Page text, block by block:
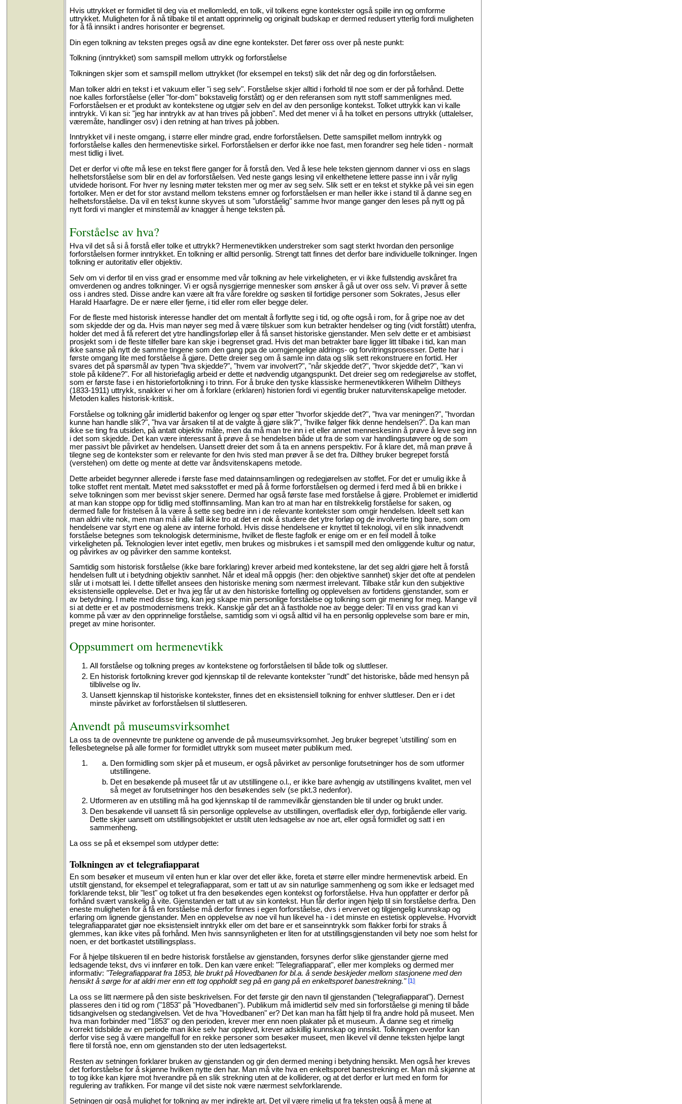
Hvis uttrykket er formidlet til deg via et mellomledd, en tolk, vil tolkens egne kontekster også spille inn og omforme
uttrykket. Muligheten for å nå tilbake til et antatt opprinnelig og originalt budskap er dermed redusert ytterlig fordi muligheten
for å få innsikt i andres horisonter er begrenset.
Din egen tolkning av teksten preges også av dine egne kontekster. Det fører oss over på neste punkt:
Tolkning (inntrykket) som samspill mellom uttrykk og forforståelse
Tolkningen skjer som et samspill mellom uttrykket (for eksempel en tekst) slik det når deg og din forforståelsen.
Man tolker aldri en tekst i et vakuum eller "i seg selv". Forståelse skjer alltid i forhold til noe som er der på forhånd. Dette
noe kalles forforståelse (eller "for-dom" bokstavelig forstått) og er den referansen som nytt stoff sammenlignes med.
Forforståelsen er et produkt av kontekstene og utgjør selv en del av den personlige kontekst. Tolket uttrykk kan vi kalle
inntrykk. Vi kan si: "jeg har inntrykk av at han trives på jobben". Med det mener vi å ha tolket en persons uttrykk (uttalelser,
væremåte, handlinger osv) i den retning at han trives på jobben.
Inntrykket vil i neste omgang, i større eller mindre grad, endre forforståelsen. Dette samspillet mellom inntrykk og
forforståelse kalles den hermenevtiske sirkel. Forforståelsen er derfor ikke noe fast, men forandrer seg hele tiden - normalt
mest tidlig i livet.
Det er derfor vi ofte må lese en tekst flere ganger for å forstå den. Ved å lese hele teksten gjennom danner vi oss en slags
helhetsforståelse som blir en del av forforståelsen. Ved neste gangs lesing vil enkelthetene lettere passe inn i vår nylig
utvidede horisont. For hver ny lesning møter teksten mer og mer av seg selv. Slik sett er en tekst et stykke på vei sin egen
fortolker. Men er det for stor avstand mellom tekstens emner og forforståelsen er man heller ikke i stand til å danne seg en
helhetsforståelse. Da vil en tekst kunne skyves ut som "uforståelig" samme hvor mange ganger den leses på nytt og på
nytt fordi vi mangler et minstemål av knagger å henge teksten på.
Forståelse av hva?
Hva vil det så si å forstå eller tolke et uttrykk? Hermenevtikken understreker som sagt sterkt hvordan den personlige
forforståelsen former inntrykket. En tolkning er alltid personlig. Strengt tatt finnes det derfor bare individuelle tolkninger. Ingen
tolkning er autoritativ eller objektiv.
Selv om vi derfor til en viss grad er ensomme med vår tolkning av hele virkeligheten, er vi ikke fullstendig avskåret fra
omverdenen og andres tolkninger. Vi er også nysgjerrige mennesker som ønsker å gå ut over oss selv. Vi prøver å sette
oss i andres sted. Disse andre kan være alt fra våre foreldre og søsken til fortidige personer som Sokrates, Jesus eller
Harald Haarfagre. De er nære eller fjerne, i tid eller rom eller begge deler.
For de fleste med historisk interesse handler det om mentalt å forflytte seg i tid, og ofte også i rom, for å gripe noe av det
som skjedde der og da. Hvis man nøyer seg med å være tilskuer som kun betrakter hendelser og ting (vidt forstått) utenfra,
holder det med å få referert det ytre handlingsforløp eller å få sanset historiske gjenstander. Men selv dette er et ambisiøst
prosjekt som i de fleste tilfeller bare kan skje i begrenset grad. Hvis det man betrakter bare ligger litt tilbake i tid, kan man
ikke sanse på nytt de samme tingene som den gang pga de uomgjengelige aldrings- og forvitringsprosesser. Dette har i
første omgang lite med forståelse å gjøre. Dette dreier seg om å samle inn data og slik sett rekonstruere en fortid. Her
svares det på spørsmål av typen "hva skjedde?", "hvem var involvert?", "når skjedde det?", "hvor skjedde det?", "kan vi
stole på kildene?". For all historiefaglig arbeid er dette et nødvendig utgangspunkt. Det dreier seg om redegjørelse av stoffet,
som er første fase i en historiefortolkning i to trinn. For å bruke den tyske klassiske hermenevtikkeren Wilhelm Diltheys
(1833-1911) uttrykk, snakker vi her om å forklare (erklaren) historien fordi vi egentlig bruker naturvitenskapelige metoder.
Metoden kalles historisk-kritisk.
Forståelse og tolkning går imidlertid bakenfor og lenger og spør etter "hvorfor skjedde det?", "hva var meningen?", "hvordan
kunne han handle slik?", "hva var årsaken til at de valgte å gjøre slik?", "hvilke følger fikk denne hendelsen?". Da kan man
ikke se ting fra utsiden, på antatt objektiv måte, men da må man tre inn i et eller annet menneskesinn å prøve å leve seg inn
i det som skjedde. Det kan være interessant å prøve å se hendelsen både ut fra de som var handlingsutøvere og de som
mer passivt ble påvirket av hendelsen. Uansett dreier det som å ta en annens perspektiv. For å klare det, må man prøve å
tilegne seg de kontekster som er relevante for den hvis sted man prøver å se det fra. Dilthey bruker begrepet forstå
(verstehen) om dette og mente at dette var åndsvitenskapens metode.
Dette arbeidet begynner allerede i første fase med datainnsamlingen og redegjørelsen av stoffet. For det er umulig ikke å
tolke stoffet rent mentalt. Møtet med saksstoffet er med på å forme forforståelsen og dermed i ferd med å bli en brikke i
selve tolkningen som mer bevisst skjer senere. Dermed har også første fase med forståelse å gjøre. Problemet er imidlertid
at man kan stoppe opp for tidlig med stoffinnsamling. Man kan tro at man har en tilstrekkelig forståelse for saken, og
dermed falle for fristelsen å la være å sette seg bedre inn i de relevante kontekster som omgir hendelsen. Ideelt sett kan
man aldri vite nok, men man må i alle fall ikke tro at det er nok å studere det ytre forløp og de involverte ting bare, som om
hendelsene var styrt ene og alene av interne forhold. Hvis disse hendelsene er knyttet til teknologi, vil en slik innadvendt
forståelse betegnes som teknologisk determinisme, hvilket de fleste fagfolk er enige om er en feil modell å tolke
virkeligheten på. Teknologien lever intet egetliv, men brukes og misbrukes i et samspill med den omliggende kultur og natur,
og påvirkes av og påvirker den samme kontekst.
Samtidig som historisk forståelse (ikke bare forklaring) krever arbeid med kontekstene, lar det seg aldri gjøre helt å forstå
hendelsen fullt ut i betydning objektiv sannhet. Når et ideal må oppgis (her: den objektive sannhet) skjer det ofte at pendelen
slår ut i motsatt lei. I dette tilfellet ansees den historiske mening som nærmest irrelevant. Tilbake står kun den subjektive
eksistensielle opplevelse. Det er hva jeg får ut av den historiske fortelling og opplevelsen av fortidens gjenstander, som er
av betydning. I møte med disse ting, kan jeg skape min personlige forståelse og tolkning som gir mening for meg. Mange vil
si at dette er et av postmodernismens trekk. Kanskje går det an å fastholde noe av begge deler: Til en viss grad kan vi
komme på vær av den opprinnelige forståelse, samtidig som vi også alltid vil ha en personlig opplevelse som bare er min,
preget av mine horisonter.
Oppsummert om hermenevtikk
All forståelse og tolkning preges av kontekstene og forforståelsen til både tolk og sluttleser.
En historisk fortolkning krever god kjennskap til de relevante kontekster "rundt" det historiske, både med hensyn på
tilblivelse og liv.
Uansett kjennskap til historiske kontekster, finnes det en eksistensiell tolkning for enhver sluttleser. Den er i det
minste påvirket av forforståelsen til sluttleseren.
Anvendt på museumsvirksomhet
La oss ta de ovennevnte tre punktene og anvende de på museumsvirksomhet. Jeg bruker begrepet 'utstilling' som en
fellesbetegnelse på alle former for formidlet uttrykk som museet møter publikum med.
Den formidling som skjer på et museum, er også påvirket av personlige forutsetninger hos de som utformer
utstillingene.
Det en besøkende på museet får ut av utstillingene o.l., er ikke bare avhengig av utstillingens kvalitet, men vel
så meget av forutsetninger hos den besøkendes selv (se pkt.3 nedenfor).
Utformeren av en utstilling må ha god kjennskap til de rammevilkår gjenstanden ble til under og brukt under.
Den besøkende vil uansett få sin personlige opplevelse av utstillingen, overfladisk eller dyp, forbigående eller varig.
Dette skjer uansett om utstillingsobjektet er utstilt uten ledsagelse av noe art, eller også formidlet og satt i en
sammenheng.
La oss se på et eksempel som utdyper dette:
Tolkningen av et telegrafiapparat
En som besøker et museum vil enten hun er klar over det eller ikke, foreta et større eller mindre hermenevtisk arbeid. En
utstilt gjenstand, for eksempel et telegrafiapparat, som er tatt ut av sin naturlige sammenheng og som ikke er ledsaget med
forklarende tekst, blir "lest" og tolket ut fra den besøkendes egen kontekst og forforståelse. Hva hun oppfatter er derfor på
forhånd svært vanskelig å vite. Gjenstanden er tatt ut av sin kontekst. Hun får derfor ingen hjelp til sin forståelse derfra. Den
eneste muligheten for å få en forståelse må derfor finnes i egen forforståelse, dvs i ervervet og tilgjengelig kunnskap og
erfaring om lignende gjenstander. Men en opplevelse av noe vil hun likevel ha - i det minste en estetisk opplevelse. Hvorvidt
telegrafiapparatet gjør noe eksistensielt inntrykk eller om det bare er et sanseinntrykk som flakker forbi for straks å
glemmes, kan ikke vites på forhånd. Men hvis sannsynligheten er liten for at utstillingsgjenstanden vil bety noe som helst for
noen, er det bortkastet utstillingsplass.
For å hjelpe tilskueren til en bedre historisk forståelse av gjenstanden, forsynes derfor slike gjenstander gjerne med
ledsagende tekst, dvs vi innfører en tolk. Den kan være enkel: "Telegrafiapparat", eller mer kompleks og dermed mer
informativ: "Telegrafiapparat fra 1853, ble brukt på Hovedbanen for bl.a. å sende beskjeder mellom stasjonene med den
hensikt å sørge for at aldri mer enn ett tog oppholdt seg på en gang på en enkeltsporet banestrekning." [1]
La oss se litt nærmere på den siste beskrivelsen. For det første gir den navn til gjenstanden ("telegrafiapparat"). Dernest
plasseres den i tid og rom ("1853" på "Hovedbanen''). Publikum må imidlertid selv med sin forforståelse gi mening til både
tidsangivelsen og stedangivelsen. Vet de hva "Hovedbanen" er? Det kan man ha fått hjelp til fra andre hold på museet. Men
hva man forbinder med "1853" og den perioden, krever mer enn noen plakater på et museum. Å danne seg et rimelig
korrekt tidsbilde av en periode man ikke selv har opplevd, krever adskillig kunnskap og innsikt. Tolkningen ovenfor kan
derfor vise seg å være mangelfull for en rekke personer som besøker museet, men likevel vil denne teksten hjelpe langt
flere til forstå noe, enn om gjenstanden sto der uten ledsagertekst.
Resten av setningen forklarer bruken av gjenstanden og gir den dermed mening i betydning hensikt. Men også her kreves
det forforståelse for å skjønne hvilken nytte den har. Man må vite hva en enkeltsporet banestrekning er. Man må skjønne at
to tog ikke kan kjøre mot hverandre på en slik strekning uten at de kolliderer, og at det derfor er lurt med en form for
regulering av trafikken. For mange vil det siste nok være nærmest selvforklarende.
Setningen gir også mulighet for tolkning av mer indirekte art. Det vil være rimelig ut fra teksten også å mene at